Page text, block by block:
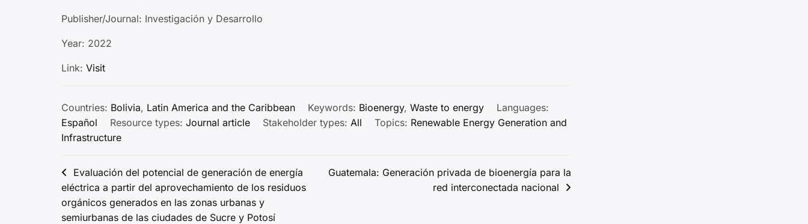
Publisher/Journal: Investigación y Desarrollo
Year: 2022
Link: Visit
Countries: Bolivia, Latin America and the Caribbean Keywords: Bioenergy, Waste to energy
Languages:
Español
Resource types: Journal article Stakeholder types: All Topics: Renewable Energy Generation and
Infrastructure
Post
navigation
Evaluación del potencial de generación de energía
eléctrica a partir del aprovechamiento de los residuos
orgánicos generados en las zonas urbanas y
semiurbanas de las ciudades de Sucre y Potosí
Guatemala: Generación privada de bioenergía para la
red interconectada nacional